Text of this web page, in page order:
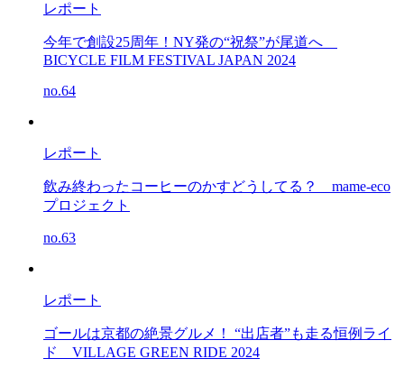
レポート
今年で創設25周年！NY発の“祝祭”が尾道へ
BICYCLE FILM FESTIVAL JAPAN 2024
no.64
レポート
飲み終わったコーヒーのかすどうしてる？ mame-eco
プロジェクト
no.63
レポート
ゴールは京都の絶景グルメ！ “出店者”も走る恒例ライ
ド VILLAGE GREEN RIDE 2024